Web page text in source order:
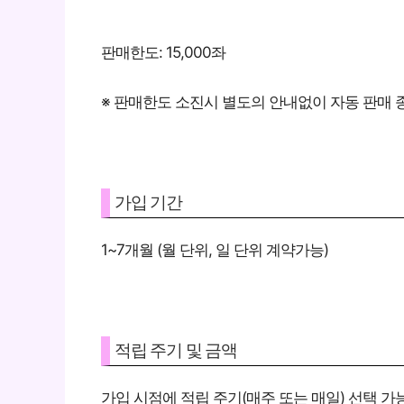
판매한도: 15,000좌
※ 판매한도 소진시 별도의 안내없이 자동 판매
가입 기간
1~7개월 (월 단위, 일 단위 계약가능)
적립 주기 및 금액
가입 시점에 적립 주기(매주 또는 매일) 선택 가